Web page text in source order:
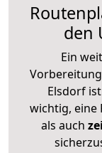
den
Ein
Elsdorf
wichtig, eine
als auch